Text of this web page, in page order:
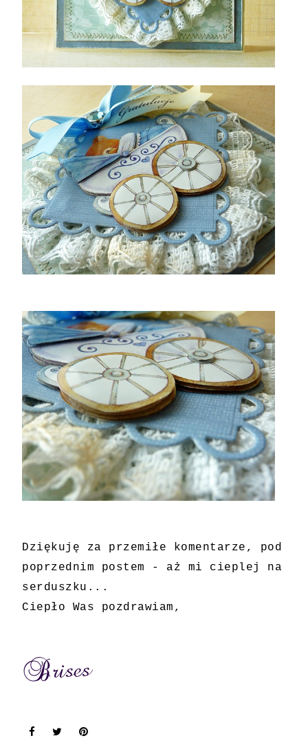
Dziękuję za przemiłe komentarze, pod
poprzednim postem - aż mi cieplej na
serduszku...
Ciepło Was pozdrawiam,